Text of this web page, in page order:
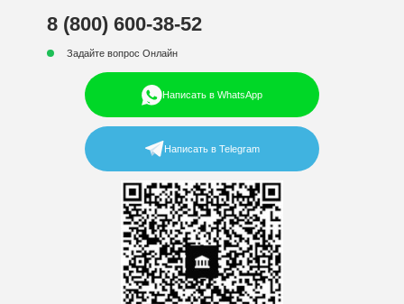
8 (800) 600-38-52
Задайте вопрос Онлайн
Написать в WhatsApp
Написать в Telegram